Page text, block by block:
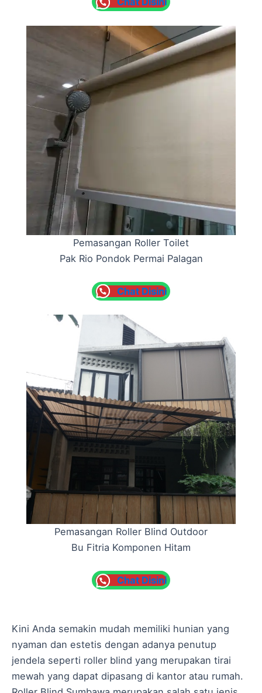
Pemasangan Roller Toilet
Pak Rio Pondok Permai Palagan
Chat Disini
Pemasangan Roller Blind Outdoor
Bu Fitria Komponen Hitam
Chat Disini
Kini Anda semakin mudah memiliki hunian yang
nyaman dan estetis dengan adanya penutup
jendela seperti roller blind yang merupakan tirai
mewah yang dapat dipasang di kantor atau rumah.